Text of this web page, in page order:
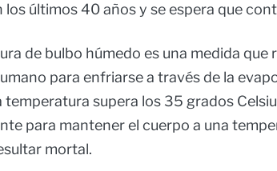
los últimos 40 años y se espera que
de bulbo húmedo es una medida que
para enfriarse a través de la
temperatura supera los 35 grados
para mantener el cuerpo a una
mortal.